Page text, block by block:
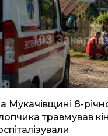
Мукачівщині 8-
травмував